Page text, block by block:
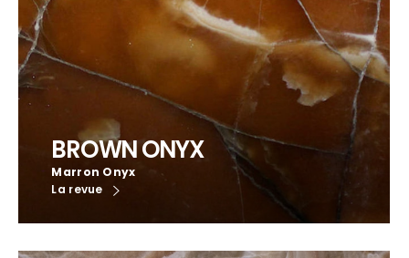
BROWN ONYX
Marron Onyx
La revue